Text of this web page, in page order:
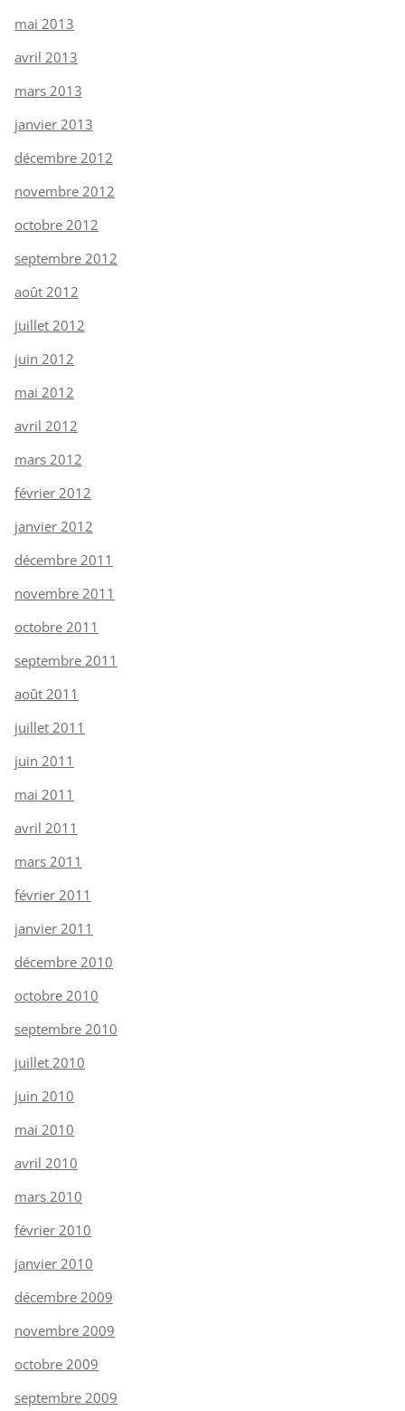
mai 2013
avril 2013
mars 2013
janvier 2013
décembre 2012
novembre 2012
octobre 2012
septembre 2012
août 2012
juillet 2012
juin 2012
mai 2012
avril 2012
mars 2012
février 2012
janvier 2012
décembre 2011
novembre 2011
octobre 2011
septembre 2011
août 2011
juillet 2011
juin 2011
mai 2011
avril 2011
mars 2011
février 2011
janvier 2011
décembre 2010
octobre 2010
septembre 2010
juillet 2010
juin 2010
mai 2010
avril 2010
mars 2010
février 2010
janvier 2010
décembre 2009
novembre 2009
octobre 2009
septembre 2009